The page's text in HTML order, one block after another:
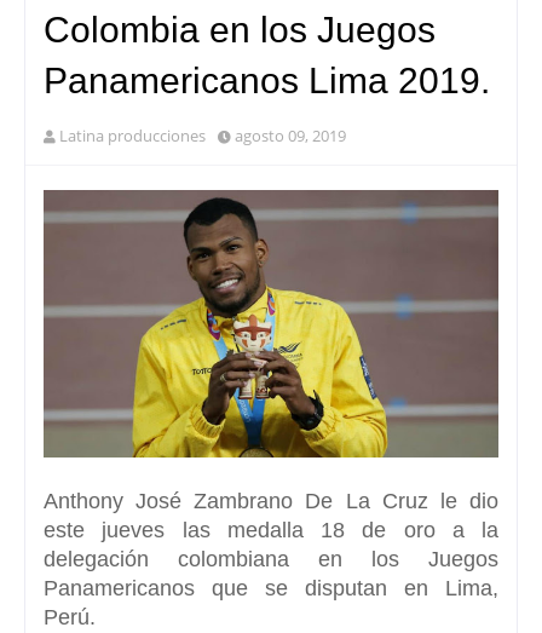
Colombia en los Juegos
Panamericanos Lima 2019.
Latina producciones agosto 09, 2019
Anthony José Zambrano De La Cruz le dio
este jueves las medalla 18 de oro a la
delegación colombiana en los Juegos
Panamericanos que se disputan en Lima,
Perú.